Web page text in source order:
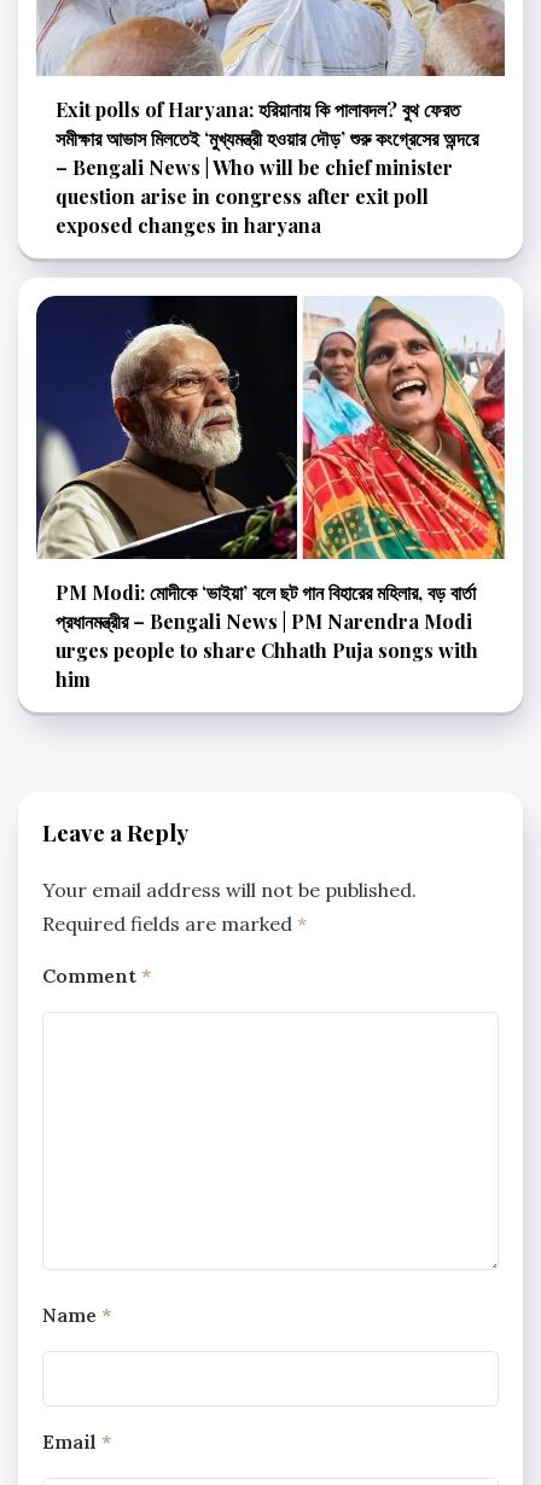
Exit polls of Haryana: হরিয়ানায় কি পালাবদল? বুথ ফেরত
সমীক্ষার আভাস মিলতেই ‘মুখ্যমন্ত্রী হওয়ার দৌড়’ শুরু কংগ্রেসের অন্দরে
– Bengali News | Who will be chief minister
question arise in congress after exit poll
exposed changes in haryana
PM Modi: মোদীকে ‘ভাইয়া’ বলে ছট গান বিহারের মহিলার, বড় বার্তা
প্রধানমন্ত্রীর – Bengali News | PM Narendra Modi
urges people to share Chhath Puja songs with
him
Leave a Reply
Your email address will not be published.
Required fields are marked *
Comment *
Name *
Email *